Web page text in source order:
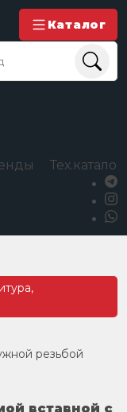
Каталог
резьбой
вставной с